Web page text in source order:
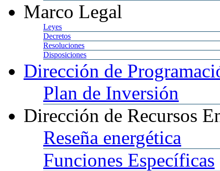
Marco Legal
Leyes
Decretos
Resoluciones
Disposiciones
Dirección de
Plan de Inversión
Dirección de Recursos
Reseña energética
Funciones Específicas